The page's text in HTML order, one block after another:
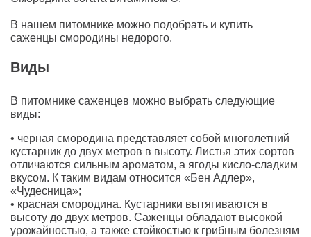
В нашем питомнике можно подобрать и купить
саженцы смородины недорого.
Виды
В питомнике саженцев можно выбрать следующие
виды:
• черная смородина представляет собой многолетний
кустарник до двух метров в высоту. Листья этих сортов
отличаются сильным ароматом, а ягоды кисло-сладким
вкусом. К таким видам относится «Бен Адлер»,
«Чудесница»;
• красная смородина. Кустарники вытягиваются в
высоту до двух метров. Саженцы обладают высокой
урожайностью, а также стойкостью к грибным болезням